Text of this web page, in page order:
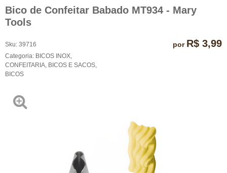
Bico de Confeitar Babado MT934 - Mary
Tools
Sku: 39716
Categoria: BICOS INOX
CONFEITARIA BICOS E SACOS
BICOS
por R$ 3,99